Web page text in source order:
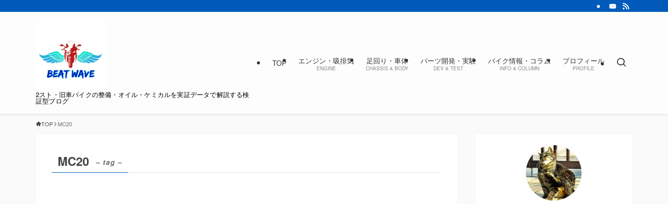
2スト・旧車バイクの整備・オイル・ケミカルを実証データで解説する検
証型ブログ
TOP エンジン・吸排気
ENGINE
足回り・車体
CHASSIS & BODY
パーツ開発・実験
DEV & TEST
バイク情報・コラム
INFO & COLUMN
プロフィール
PROFILE
TOP MC20
MC20 – tag –